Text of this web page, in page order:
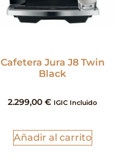
Cafetera Jura J8 Twin
Black
2.299,00 € IGIC Incluido
Añadir al carrito